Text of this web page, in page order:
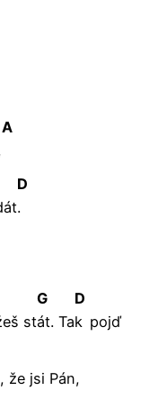
A
D
.
st
G
át.Ta
D
k pojď
že jsi Pán,